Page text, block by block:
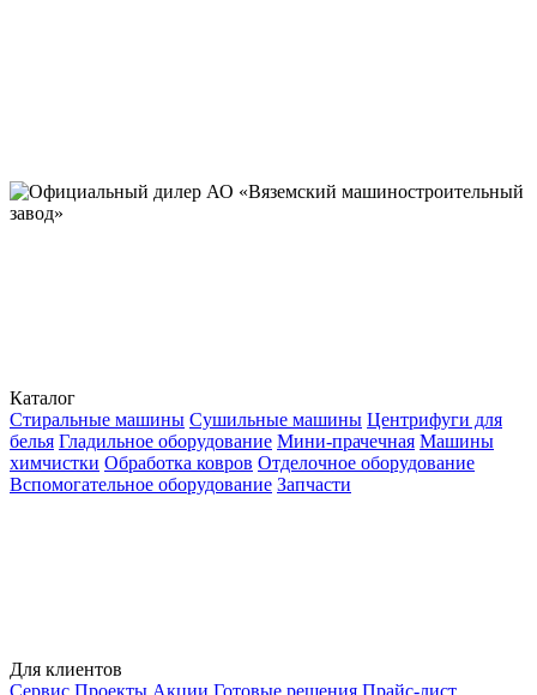
Каталог
Стиральные машины Сушильные машины Центрифуги для
белья Гладильное оборудование Мини-прачечная Машины
химчистки Обработка ковров Отделочное оборудование
Вспомогательное оборудование Запчасти
Для клиентов
Сервис Проекты Акции Готовые решения Прайс-лист